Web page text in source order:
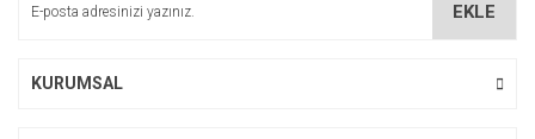
EKLE
KURUMSAL